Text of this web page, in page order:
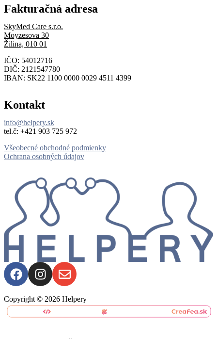
Fakturačná adresa
SkyMed Care s.r.o.
Moyzesova 30
Žilina, 010 01
IČO: 54012716
DIČ: 2121547780
IBAN: SK22 1100 0000 0029 4511 4399
Kontakt
info@helpery.sk
tel.č: ‪+421 903 725 972
Všeobecné obchodné podmienky
Ochrana osobných údajov
Copyright © 2026 Helpery